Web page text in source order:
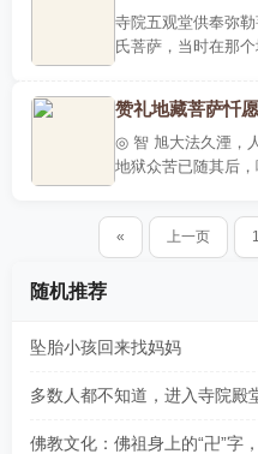
寺院五观堂供奉弥
氏菩萨，当时在那
赞礼地藏菩萨忏
◎ 智 旭大法久湮，
地狱众苦已随其后
妙吉祥、观..
« 上一页
随机推荐
坠胎小孩回来找妈妈
多数人都不知道，进入寺院殿
佛教文化：佛祖身上的“卍”字